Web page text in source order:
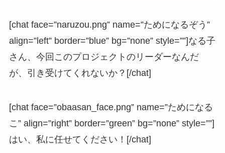
[chat face=”naruzou.png” name=”ためになるぞう”
align=”left” border=”blue” bg=”none” style=””]なる子
さん、今回このプロジェクトのリーダーなんだ
が、引き受けてくれないか？[/chat]
[chat face=”obaasan_face.png” name=”ためになる
こ” align=”right” border=”green” bg=”none” style=””]
はい、私に任せてください！[/chat]